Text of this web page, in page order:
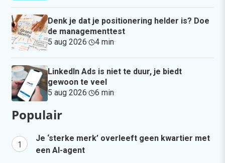
Denk je dat je positionering helder is? Doe
de managementtest
5 aug 2026· 4 min·
LinkedIn Ads is niet te duur, je biedt
gewoon te veel
5 aug 2026· 6 min·
Populair
Je ‘sterke merk’ overleeft geen kwartier met
een AI-agent